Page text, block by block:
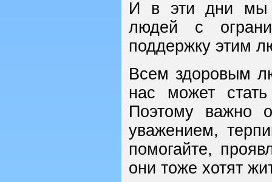
И в эти дни мы
людей с
поддержку этим
Всем здоровым
нас может
Поэтому важно
уважением,
помогайте,
они тоже хотят